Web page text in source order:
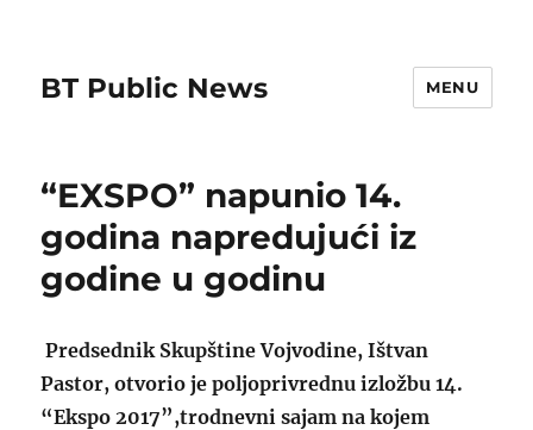
BT Public News MENU
“EXSPO” napunio 14.
godina napredujući iz
godine u godinu
Predsednik Skupštine Vojvodine, Ištvan
Pastor, otvorio je poljoprivrednu izložbu 14.
“Ekspo 2017”,trodnevni sajam na kojem